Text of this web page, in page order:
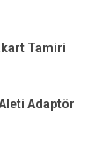
Tamiri
Adaptör